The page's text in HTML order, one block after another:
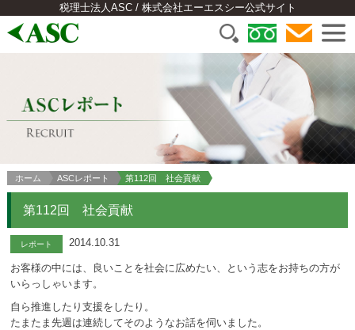
税理士法人ASC / 株式会社エーエスシー公式サイト
ホーム ASCレポート 第112回 社会貢献
第112回 社会貢献
レポート 2014.10.31
お客様の中には、良いことを社会に広めたい、という志をお持ちの方が
いらっしゃいます。
自ら推進したり支援をしたり。
たまたま先週は連続してそのようなお話を伺いました。